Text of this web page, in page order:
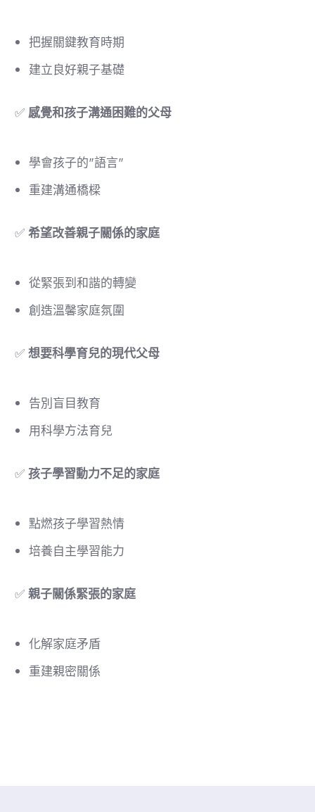
把握關鍵教育時期
建立良好親子基礎
✅ 感覺和孩子溝通困難的父母
學會孩子的"語言"
重建溝通橋樑
✅ 希望改善親子關係的家庭
從緊張到和諧的轉變
創造溫馨家庭氛圍
✅ 想要科學育兒的現代父母
告別盲目教育
用科學方法育兒
✅ 孩子學習動力不足的家庭
點燃孩子學習熱情
培養自主學習能力
✅ 親子關係緊張的家庭
化解家庭矛盾
重建親密關係